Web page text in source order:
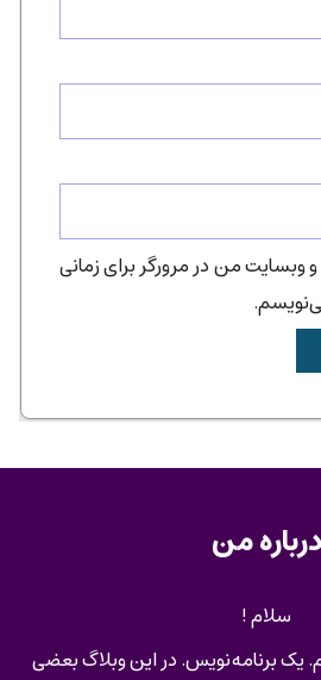
و وبسایت من در مرورگر برای زمانی
درباره من
سلام !
یک برنامه‌نویس. در این وبلاگ بعضی